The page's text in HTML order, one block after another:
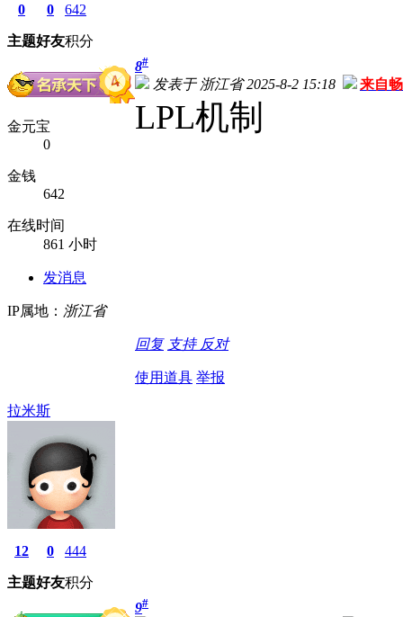
0
主题
0
好友
642
积分
金元宝
0
金钱
642
在线时间
861 小时
发消息
IP属地： 浙江省
8#
发表于 浙江省 2025-8-2 15:18 来自
LPL机制
回复 支持 反对
使用道具 举报
拉米斯
12
主题
0
好友
444
积分
9#